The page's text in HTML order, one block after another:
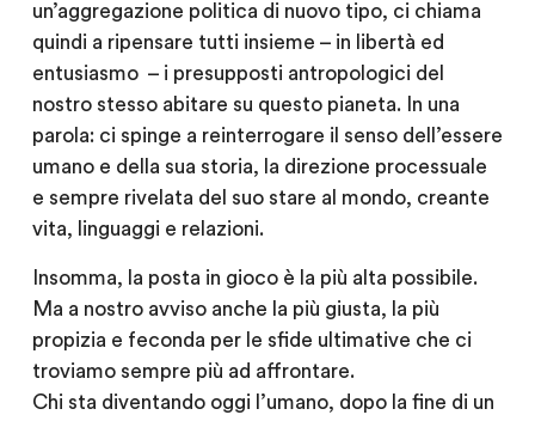
un’aggregazione politica di nuovo tipo, ci chiama
quindi a ripensare tutti insieme – in libertà ed
entusiasmo – i presupposti antropologici del
nostro stesso abitare su questo pianeta. In una
parola: ci spinge a reinterrogare il senso dell’essere
umano e della sua storia, la direzione processuale
e sempre rivelata del suo stare al mondo, creante
vita, linguaggi e relazioni.
Insomma, la posta in gioco è la più alta possibile.
Ma a nostro avviso anche la più giusta, la più
propizia e feconda per le sfide ultimative che ci
troviamo sempre più ad affrontare.
Chi sta diventando oggi l’umano, dopo la fine di un